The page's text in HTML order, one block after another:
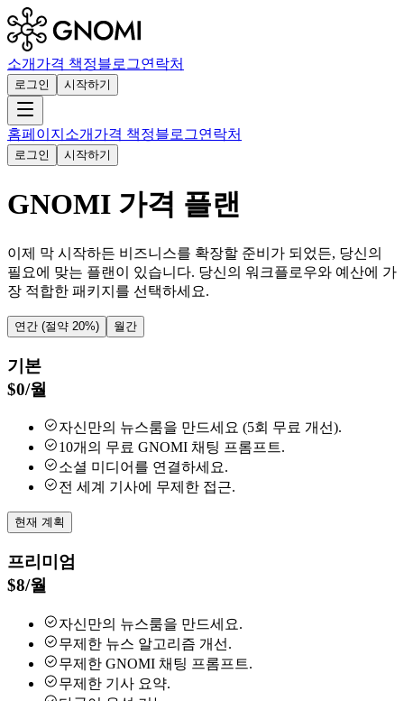
소개 가격 책정블로그연락처
로그인 시작하기
홈페이지 소개 가격 책정블로그연락처
로그인 시작하기
GNOMI 가격 플랜
이제 막 시작하든 비즈니스를 확장할 준비가 되었든, 당신의
필요에 맞는 플랜이 있습니다. 당신의 워크플로우와 예산에 가
장 적합한 패키지를 선택하세요.
연간 (절약 20%) 월간
기본
$0/월
자신만의 뉴스룸을 만드세요 (5회 무료 개선).
10개의 무료 GNOMI 채팅 프롬프트.
소셜 미디어를 연결하세요.
전 세계 기사에 무제한 접근.
현재 계획
프리미엄
$8/월
자신만의 뉴스룸을 만드세요.
무제한 뉴스 알고리즘 개선.
무제한 GNOMI 채팅 프롬프트.
무제한 기사 요약.